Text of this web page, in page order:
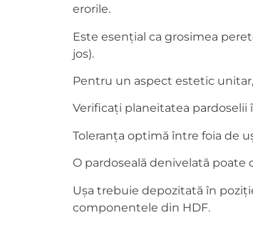
erorile.
Este esențial ca grosimea
jos).
Pentru un aspect estetic
Verificați planeitatea
Toleranța optimă între foia de
O pardoseală denivelată
Ușa trebuie depozitată în
componentele din HDF.